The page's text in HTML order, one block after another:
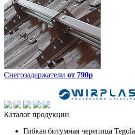
Снегозадержатели от 790р
Каталог продукции
Гибкая битумная черепица Tegola